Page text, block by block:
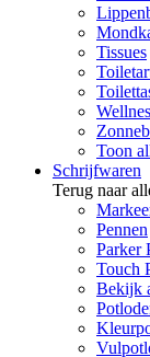
Tissues
Toon
Schrijfwaren
Terug naar
Pennen
Parker
Touch
Bekijk